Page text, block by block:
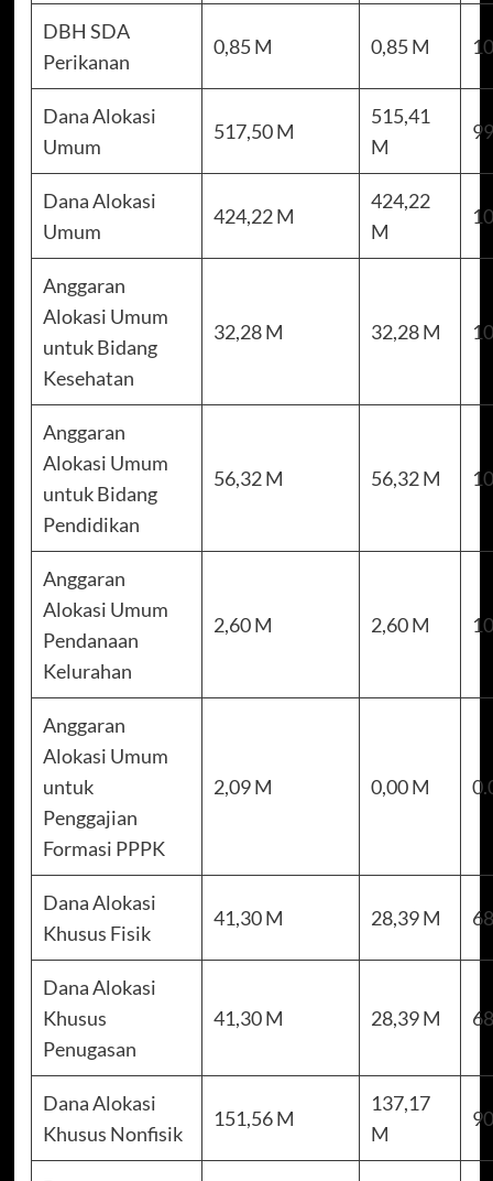
DBH SDA
Perikanan
0,85 M 0,85 M
Dana Alokasi
Umum
517,50 M
515,41
M
Dana Alokasi
Umum
424,22 M
424,22
M
Anggaran
Alokasi Umum
untuk Bidang
Kesehatan
32,28 M 32,28 M
Anggaran
Alokasi Umum
untuk Bidang
Pendidikan
56,32 M 56,32 M
Anggaran
Alokasi Umum
Pendanaan
Kelurahan
2,60 M 2,60 M
Anggaran
Alokasi Umum
untuk
Penggajian
Formasi PPPK
2,09 M 0,00 M
Dana Alokasi
Khusus Fisik
41,30 M 28,39 M
Dana Alokasi
Khusus
Penugasan
41,30 M 28,39 M
Dana Alokasi
Khusus Nonfisik
151,56 M
137,17
M